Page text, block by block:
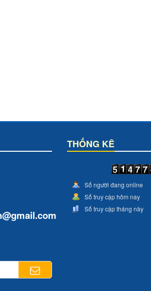
@gmail.com
THỐNG KÊ
Số người đang online
Số truy cập hôm nay
Số truy cập tháng này